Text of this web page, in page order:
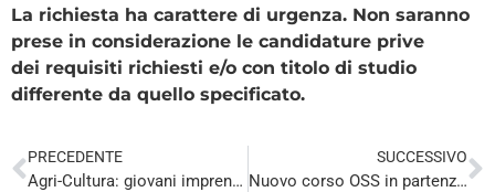
La richiesta ha carattere di urgenza. Non saranno
prese in considerazione le candidature prive
dei requisiti richiesti e/o con titolo di studio
differente da quello specificato.
PRECEDENTE
Agri-Cultura: giovani imprenditrici e imprenditori raccontano
SUCCESSIVO
Nuovo corso OSS in partenza!